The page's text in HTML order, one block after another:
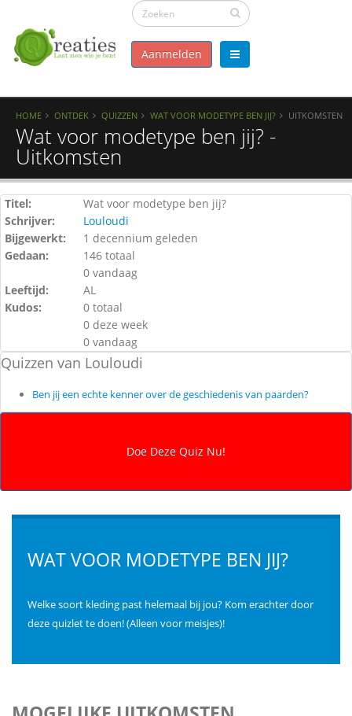
Aanmelden
HOME ONTDEK QUIZZEN WAT VOOR MODETYPE BEN JIJ? UITKOMSTEN
Wat voor modetype ben jij? -
Uitkomsten
Titel:
Wat voor modetype ben jij?
Schrijver:
Louloudi
Bijgewerkt:
1 decennium geleden
Gedaan:
146 totaal
0 vandaag
Leeftijd:
AL
Kudos:
0 totaal
0 deze week
0 vandaag
Quizzen van Louloudi
Ben jij een echte kenner over de geschiedenis van paarden?
WAT VOOR MODETYPE BEN JIJ?
Welke soort kleding past helemaal bij jou? Kom erachter door
deze quizlet te doen! (Alleen voor meisjes)!